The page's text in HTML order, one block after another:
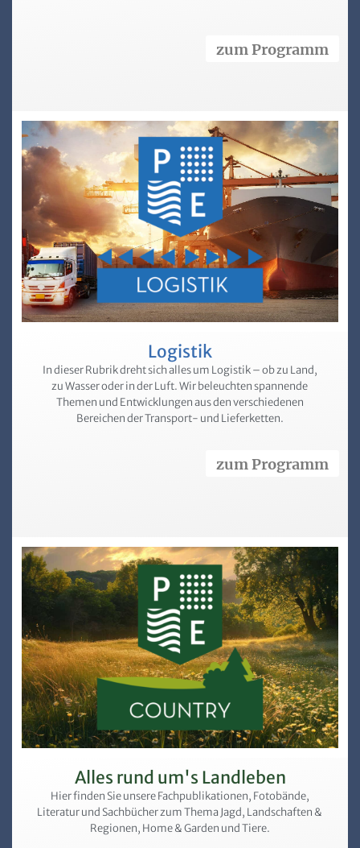
zum Programm
Logistik
In dieser Rubrik dreht sich alles um Logistik – ob zu Land,
zu Wasser oder in der Luft. Wir beleuchten spannende
Themen und Entwicklungen aus den verschiedenen
Bereichen der Transport- und Lieferketten.
zum Programm
Alles rund um's Landleben
Hier finden Sie unsere Fachpublikationen, Fotobände,
Literatur und Sachbücher zum Thema Jagd, Landschaften &
Regionen, Home & Garden und Tiere.